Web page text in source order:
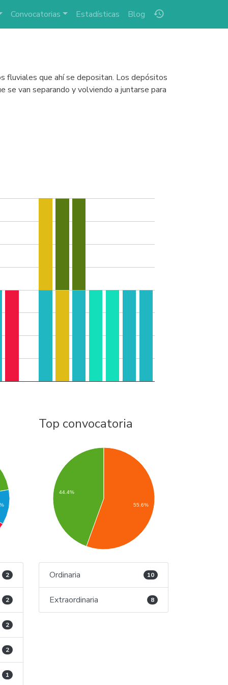
history
Convocatorias Estadísticas Blog
fluviales que ahí se depositan. Los depósitos
van separando y volviendo a juntarse para
2
2
2
2
1
Top convocatoria
44.4%
55.6%
Ordinaria 10
Extraordinaria 8